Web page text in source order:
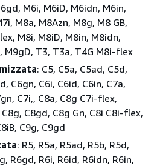
M6i, M6iD, M6idn, M6in,
M8a, M8Azn, M8g, M8 GB,
M8i, M8iD, M8in, M8idn,
M9gD, T3, T3a, T4G M8i-flex
: C5, C5a, C5ad, C5d,
C6gn, C6i, C6id, C6in, C7a,
C7i,, C8a, C8g C7i-flex,
C8gd, C8g Gn, C8i C8i-flex,
C9g, C9gd
: R5, R5a, R5ad, R5b, R5d,
R6gd, R6i, R6id, R6idn, R6in,